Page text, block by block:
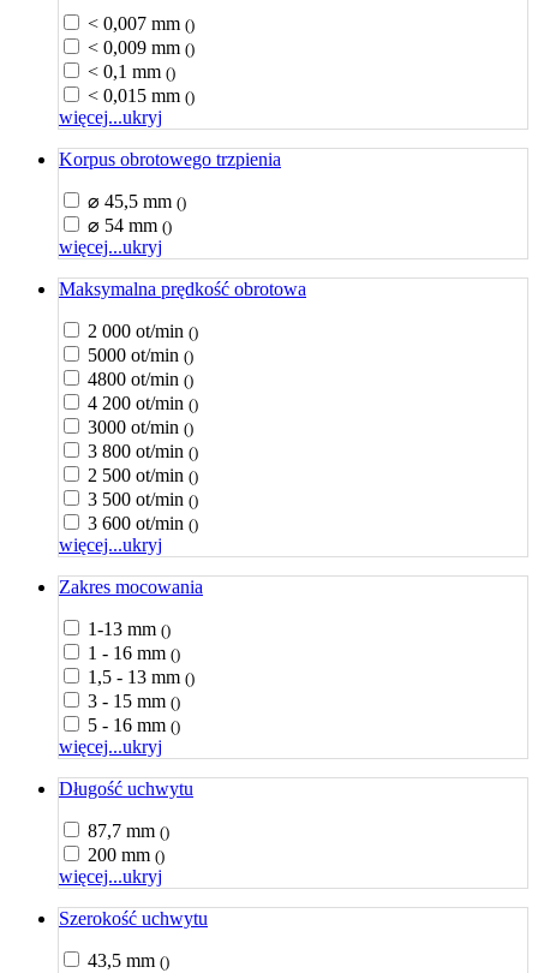
< 0,007 mm ()
< 0,009 mm ()
< 0,1 mm ()
< 0,015 mm ()
więcej...ukryj
Korpus obrotowego trzpienia
⌀ 45,5 mm ()
⌀ 54 mm ()
więcej...ukryj
Maksymalna prędkość obrotowa
2 000 ot/min ()
5000 ot/min ()
4800 ot/min ()
4 200 ot/min ()
3000 ot/min ()
3 800 ot/min ()
2 500 ot/min ()
3 500 ot/min ()
3 600 ot/min ()
więcej...ukryj
Zakres mocowania
1-13 mm ()
1 - 16 mm ()
1,5 - 13 mm ()
3 - 15 mm ()
5 - 16 mm ()
więcej...ukryj
Długość uchwytu
87,7 mm ()
200 mm ()
więcej...ukryj
Szerokość uchwytu
43,5 mm ()